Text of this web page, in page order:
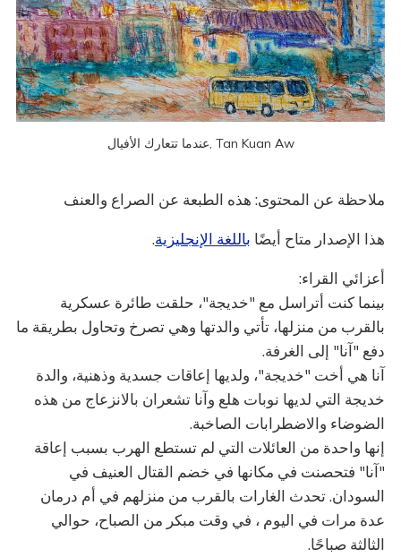
عندما تتعارك الأفيال, Tan Kuan Aw
ملاحظة عن المحتوى: هذه الطبعة عن الصراع والعنف
هذا الإصدار متاح أيضًا باللغة الإنجليزية.
أعزائي القراء:
بينما كنت أتراسل مع "خديجة"، حلقت طائرة عسكرية
بالقرب من منزلها، تأتي والدتها وهي تصرخ وتحاول بطريقة ما
دفع "آنا" إلى الغرفة.
آنا هي أخت "خديجة"، ولديها إعاقات جسدية وذهنية، والدة
خديجة التي لديها نوبات هلع وآنا تشعران بالانزعاج من هذه
الضوضاء والاضطرابات الصاخبة.
إنها واحدة من العائلات التي لم تستطع الهرب بسبب إعاقة
"آنا" فتحصنت في مكانها في خضم القتال العنيف في
السودان. تحدث الغارات بالقرب من منزلهم في أم درمان
عدة مرات في اليوم ، في وقت مبكر من الصباح، حوالي
الثالثة صباحًا.